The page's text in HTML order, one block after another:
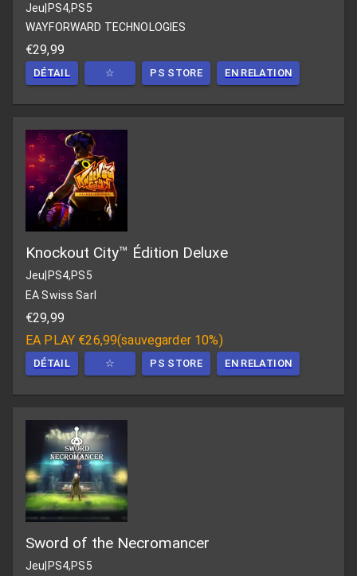
Jeu|PS4,PS5
WAYFORWARD TECHNOLOGIES
€29,99
DÉTAIL ☆ PS STORE EN RELATION
Knockout City™ Édition Deluxe
Jeu PS4,PS5
EA Swiss Sarl
€29,99
EA PLAY €26,99(sauvegarder 10%)
DÉTAIL ☆ PS STORE EN RELATION
Sword of the Necromancer
Jeu|PS4,PS5